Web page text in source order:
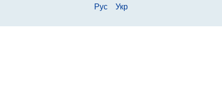
Рус Укр